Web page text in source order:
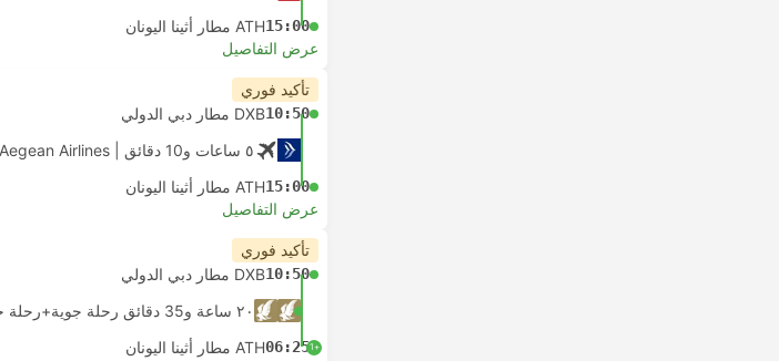
15:00ATH مطار أثينا اليونان
عرض التفاصيل
تأكيد فوري
10:50DXB مطار دبي الدولي
٥ ساعات و‫10 دقائق
15:00ATH مطار أثينا اليونان
عرض التفاصيل
تأكيد فوري
10:50DXB مطار دبي الدولي
٢٠ ساعة و‫35 دقائق رحلة جوية+رحلة جوية.
+1
06:25ATH مطار أثينا اليونان